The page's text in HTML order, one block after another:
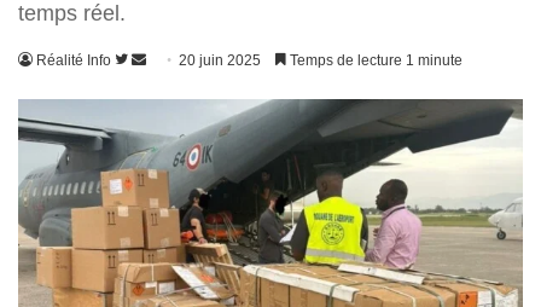
temps réel.
Réalité Info
Suivre
Envoyer20 juin 2025 Temps de lecture 1 minute